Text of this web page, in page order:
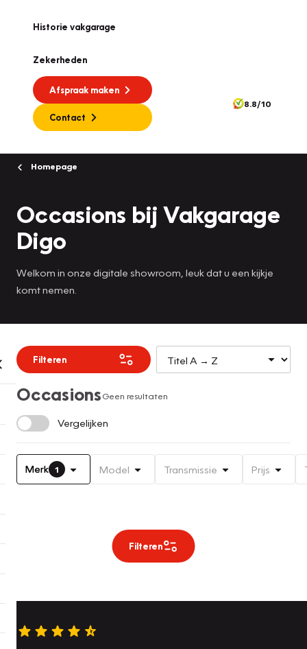
Historie vakgarage
Zekerheden
Afspraak maken
Contact
8.8/10
Homepage
Occasions bij Vakgarage
Digo
Welkom in onze digitale showroom, leuk dat u een kijkje
komt nemen.
Filteren
OccasionsGeen resultaten
Vergelijken
Merk 1 Model Transmissie Prijs
Filteren